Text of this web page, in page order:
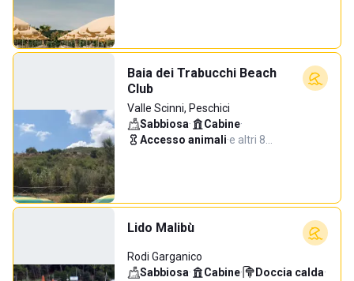
Baia dei Trabucchi Beach
Club
Valle Scinni, Peschici
Sabbiosa· Cabine·
Accesso animali·e altri 8…
Lido Malibù
Rodi Garganico
Sabbiosa· Cabine· Doccia calda·